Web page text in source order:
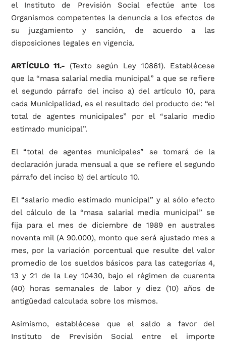
el Instituto de Previsión Social efectúe ante los
Organismos competentes la denuncia a los efectos de
su juzgamiento y sanción, de acuerdo a las
disposiciones legales en vigencia.
ARTÍCULO 11.- (Texto según Ley 10861). Establécese
que la “masa salarial media municipal” a que se refiere
el segundo párrafo del inciso a) del artículo 10, para
cada Municipalidad, es el resultado del producto de: “el
total de agentes municipales” por el “salario medio
estimado municipal”.
El “total de agentes municipales” se tomará de la
declaración jurada mensual a que se refiere el segundo
párrafo del inciso b) del artículo 10.
El “salario medio estimado municipal” y al sólo efecto
del cálculo de la “masa salarial media municipal” se
fija para el mes de diciembre de 1989 en australes
noventa mil (A 90.000), monto que será ajustado mes a
mes, por la variación porcentual que resulte del valor
promedio de los sueldos básicos para las categorías 4,
13 y 21 de la Ley 10430, bajo el régimen de cuarenta
(40) horas semanales de labor y diez (10) años de
antigüedad calculada sobre los mismos.
Asimismo, establécese que el saldo a favor del
Instituto de Previsión Social entre el importe